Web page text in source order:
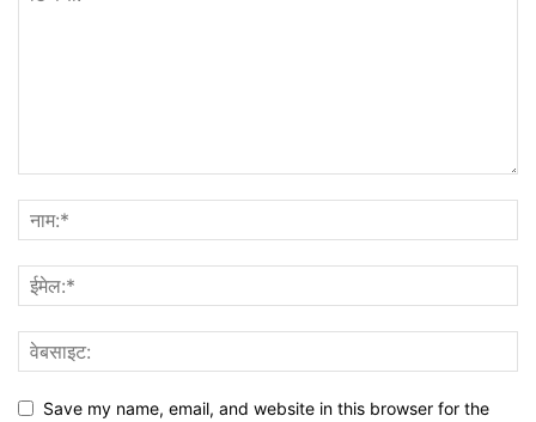
Save my name, email, and website in this browser for the